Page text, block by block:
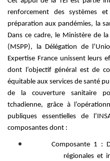
renforcement des systèmes
préparation aux pandémies, la
Dans ce cadre, le Ministère de
(MSPP), la Délégation de
Expertise France unissent leurs
dont l’objectif général est de c
équitable aux services desanté
de la couverture sanitaire
tchadienne, grâce à
publiques essentielles de
composantes dont :
Composante 1 :
régionales et